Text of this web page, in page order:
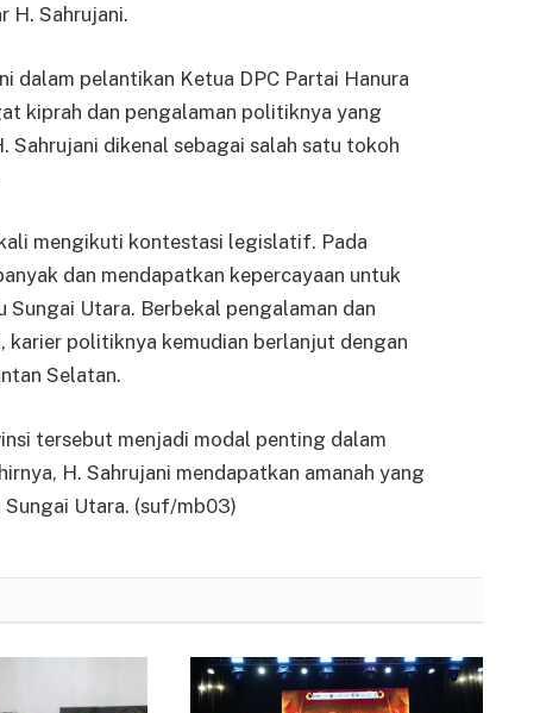
H. Sahrujani.
dalam pelantikan Ketua DPC Partai Hanura
kiprah dan pengalaman politiknya yang
Sahrujani dikenal sebagai salah satu tokoh
mengikuti kontestasi legislatif. Pada
dan mendapatkan kepercayaan untuk
Utara. Berbekal pengalaman dan
karier politiknya kemudian berlanjut dengan
Selatan.
tersebut menjadi modal penting dalam
H. Sahrujani mendapatkan amanah yang
Utara. (suf/mb03)